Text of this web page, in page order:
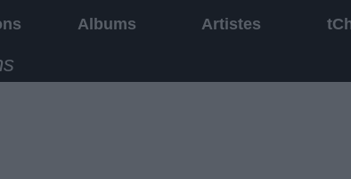
Albums Artistes